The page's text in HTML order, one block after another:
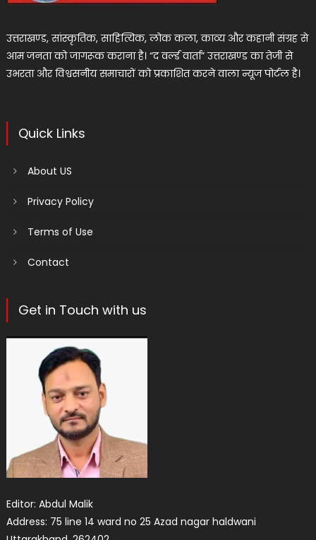
उत्तराखण्ड, सांस्कृतिक, साहित्यिक, लोक कला, काव्य और कहानी संग्रह से
आम जनता को जागरूक कराना है। “द वर्ल्ड वार्ता” उत्तराखण्ड का तेजी से
उभरता और विश्वसनीय समाचारों को प्रकाशित करने वाला न्यूज पोर्टल है।
Quick Links
About US
Privacy Policy
Terms of Use
Contact
Get in Touch with us
Editor: Abdul Malik
Address: 75 line 14 ward no 25 Azad nagar haldwani